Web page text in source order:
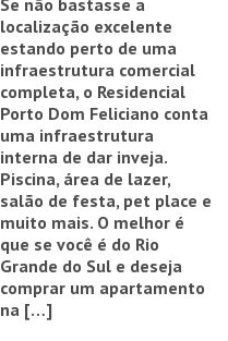
localização excelente
estando perto de uma
infraestrutura comercial
completa, o Residencial
Porto Dom Feliciano conta
uma infraestrutura
interna de dar inveja.
Piscina, área de lazer,
salão de festa, pet place e
muito mais. O melhor é
que se você é do Rio
Grande do Sul e deseja
comprar um apartamento
na […]